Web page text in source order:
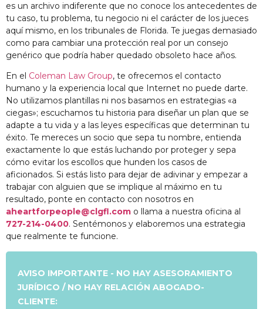
es un archivo indiferente que no conoce los antecedentes de
tu caso, tu problema, tu negocio ni el carácter de los jueces
aquí mismo, en los tribunales de Florida. Te juegas demasiado
como para cambiar una protección real por un consejo
genérico que podría haber quedado obsoleto hace años.
En el Coleman Law Group, te ofrecemos el contacto
humano y la experiencia local que Internet no puede darte.
No utilizamos plantillas ni nos basamos en estrategias «a
ciegas»; escuchamos tu historia para diseñar un plan que se
adapte a tu vida y a las leyes específicas que determinan tu
éxito. Te mereces un socio que sepa tu nombre, entienda
exactamente lo que estás luchando por proteger y sepa
cómo evitar los escollos que hunden los casos de
aficionados. Si estás listo para dejar de adivinar y empezar a
trabajar con alguien que se implique al máximo en tu
resultado, ponte en contacto con nosotros en
aheartforpeople@clgfl.com o llama a nuestra oficina al
727-214-0400. Sentémonos y elaboremos una estrategia
que realmente te funcione.
AVISO IMPORTANTE - NO HAY ASESORAMIENTO
JURÍDICO / NO HAY RELACIÓN ABOGADO-
CLIENTE: